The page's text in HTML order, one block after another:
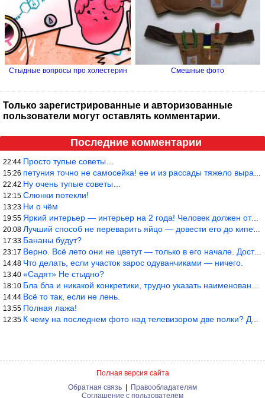
Стыдные вопросы про холестерин Смешные фото
Только зарегистрированные и авторизованные
пользователи могут оставлять комментарии.
Последние комментарии
22:44 Просто тупые советы…
15:26 петуния точно не самосейка! ее и из рассады тяжело вырастить!
22:42 Ну очень тупые советы…
12:15 Слюнки потекли!
13:23 Ни о чём
19:55 Яркий интерьер — интерьер на 2 года! Человек должен отдыхать в с
20:08 Лучший способ не переварить яйцо — довести его до кипения и выкл
17:33 Бананы будут?
23:17 Верно. Всё лето они не цветут — только в его начале. Достаточно
14:48 Что делать, если участок зарос одуванчиками — ничего.
13:40 «Садят» Не стыдно?
18:10 Бла бла и никакой конкретики, трудно указать наименование рекоме
14:44 Всё то так, если не лень.
13:55 Полная лажа!
12:35 К чему на последнем фото над телевизором две полки? Делают интер
Полная версия сайта
Обратная связь
Правообладателям
Соглашение с пользователем